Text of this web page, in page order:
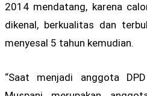
2014 mendatang, karena
dikenal, berkualitas dan
menyesal 5 tahun kemudian.
“Saat menjadi anggota